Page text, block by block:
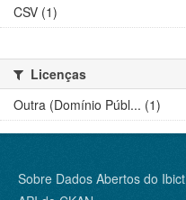
CSV (1)
Licenças
Outra (Domínio Públ... (1)
Sobre Dados Abertos do Ibict